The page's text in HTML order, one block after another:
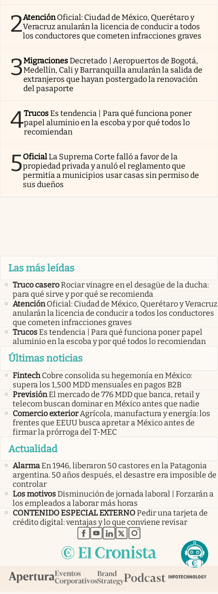
2AtenciónOficial: Ciudad de México, Querétaro y
Veracruz anularán la licencia de conducir a todos
los conductores que cometen infracciones graves
3MigracionesDecretado | Aeropuertos de Bogotá,
Medellín, Cali y Barranquilla anularán la salida de
extranjeros que hayan postergado la renovación
del pasaporte
4TrucosEs tendencia | Para qué funciona poner
papel aluminio en la escoba y por qué todos lo
recomiendan
5OficialLa Suprema Corte falló a favor de la
propiedad privada y anuló el reglamento que
permitía a municipios usar casas sin permiso de
sus dueños
Las más leídas
Truco caseroRociar vinagre en el desagüe de la ducha:
para qué sirve y por qué se recomienda
Atención Oficial: Ciudad de México, Querétaro y Veracruz
anularán la licencia de conducir a todos los conductores
que cometen infracciones graves
TrucosEs tendencia | Para qué funciona poner papel
aluminio en la escoba y por qué todos lo recomiendan
Últimas noticias
Fintech Cobre consolida su hegemonía en México:
supera los 1,500 MDD mensuales en pagos B2B
PrevisiónEl mercado de 776 MDD que banca, retail y
telecom buscan dominar en México antes que nadie
Comercio exterior Agrícola, manufactura y energía: los
frentes que EEUU busca apretar a México antes de
firmar la prórroga del T-MEC
Actualidad
AlarmaEn 1946, liberaron 50 castores en la Patagonia
argentina. 50 años después, el desastre era imposible de
controlar
Los motivosDisminución de jornada laboral | Forzarán a
los empleados a laborar más horas
CONTENIDO ESPECIAL EXTERNOPedir una tarjeta de
crédito digital: ventajas y lo que conviene revisar
abre en nueva pestaña
abre en nueva pestaña
abre en nueva pestaña
abre en nueva pestaña
abre en nueva pestaña